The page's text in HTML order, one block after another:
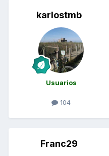
karlostmb
Usuarios
104
Franc29